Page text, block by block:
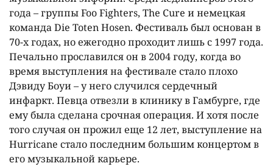
года – группы Foo Fighters, The Cure и немецкая
команда Die Toten Hosen. Фестиваль был основан в
70-х годах, но ежегодно проходит лишь с 1997 года.
Печально прославился он в 2004 году, когда во
время выступления на фестивале стало плохо
Дэвиду Боуи – у него случился сердечный
инфаркт. Певца отвезли в клинику в Гамбурге, где
ему была сделана срочная операция. И хотя после
того случая он прожил еще 12 лет, выступление на
Hurricane стало последним большим концертом в
его музыкальной карьере.